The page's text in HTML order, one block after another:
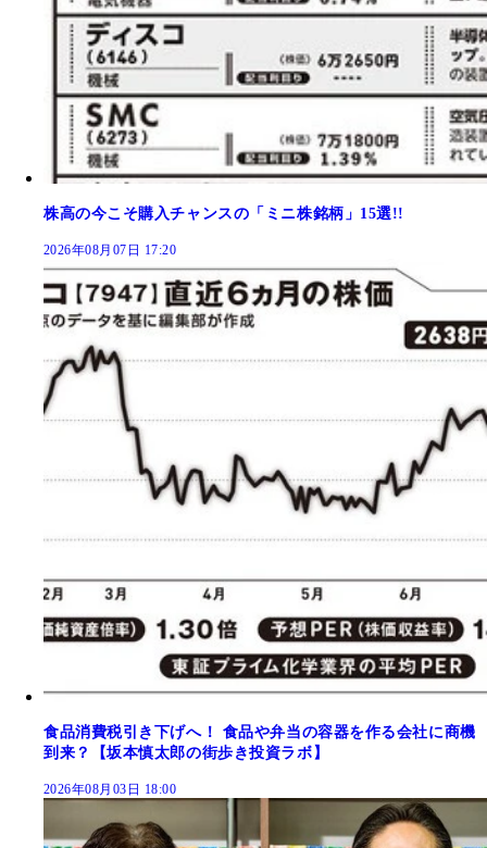
株高の今こそ購入チャンスの「ミニ株銘柄」15選!!
2026年08月07日 17:20
食品消費税引き下げへ！ 食品や弁当の容器を作る会社に商機
到来？【坂本慎太郎の街歩き投資ラボ】
2026年08月03日 18:00